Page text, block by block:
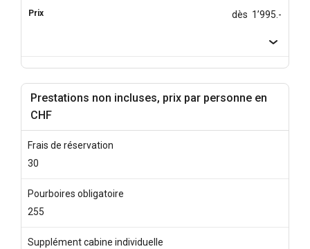
dès 1’995.-
Prestations non incluses, prix par personne en
CHF
Frais de réservation
30
Pourboires obligatoire
255
Supplément cabine individuelle